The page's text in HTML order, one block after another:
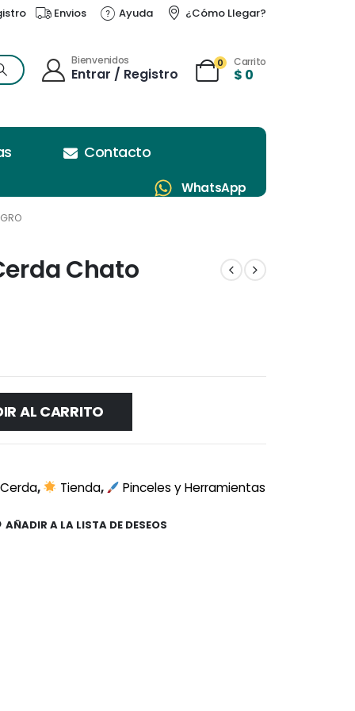
Envios Ayuda ¿Cómo Llegar?
Bienvenidos
Entrar / Registro
0 Carrito
$ 0
Contacto
WhatsApp
Chato
AL CARRITO
, Tienda, Pinceles y Herramientas
AÑADIR A LA LISTA DE DESEOS